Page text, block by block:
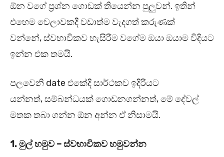
ඕන වගේ ප්‍රශ්න ගොඩක් තියෙන්න පුලුවන්. ඉතින්
එහෙම වෙලාවකදී වඩාත්ම වැදගත් කරුණක්
වන්නේ, ස්වභාවිකව හැසිරීම වගේම ඔයා ඔයාම විදියට
ඉන්න එක තමයි.
පලවෙනි date එකේදි සාර්ථකව ඉදිරියට
යන්නත්, සම්බන්ධයක් ගොඩනගන්නත්, මේ දේවල්
මතක තබා ගන්න ඕන අන්න ඒ නිසාමයි.
1.මුල් හමුව – ස්වභාවිකව හමුවන්න